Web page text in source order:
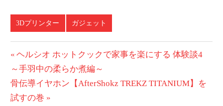
3Dプリンター ガジェット
投
稿
ナ
前
の
投
稿:
ヘルシオ ホットクックで家事を楽にする 体験談4
～手羽中の柔らか煮編～
次
の
骨伝導イヤホン【AfterShokz TREKZ TITANIUM】を
試すの巻